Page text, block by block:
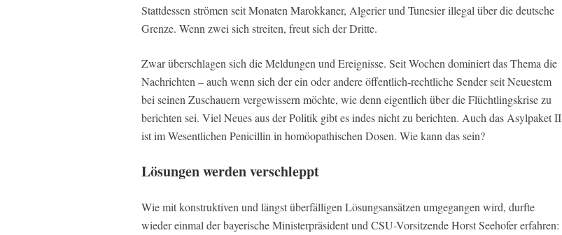
Stattdessen strömen seit Monaten Marokkaner, Algerier und Tunesier illegal über die deutsche
Grenze. Wenn zwei sich streiten, freut sich der Dritte.
Zwar überschlagen sich die Meldungen und Ereignisse. Seit Wochen dominiert das Thema die
Nachrichten – auch wenn sich der ein oder andere öffentlich-rechtliche Sender seit Neuestem
bei seinen Zuschauern vergewissern möchte, wie denn eigentlich über die Flüchtlingskrise zu
berichten sei. Viel Neues aus der Politik gibt es indes nicht zu berichten. Auch das Asylpaket II
ist im Wesentlichen Penicillin in homöopathischen Dosen. Wie kann das sein?
Lösungen werden verschleppt
Wie mit konstruktiven und längst überfälligen Lösungsansätzen umgegangen wird, durfte
wieder einmal der bayerische Ministerpräsident und CSU-Vorsitzende Horst Seehofer erfahren: